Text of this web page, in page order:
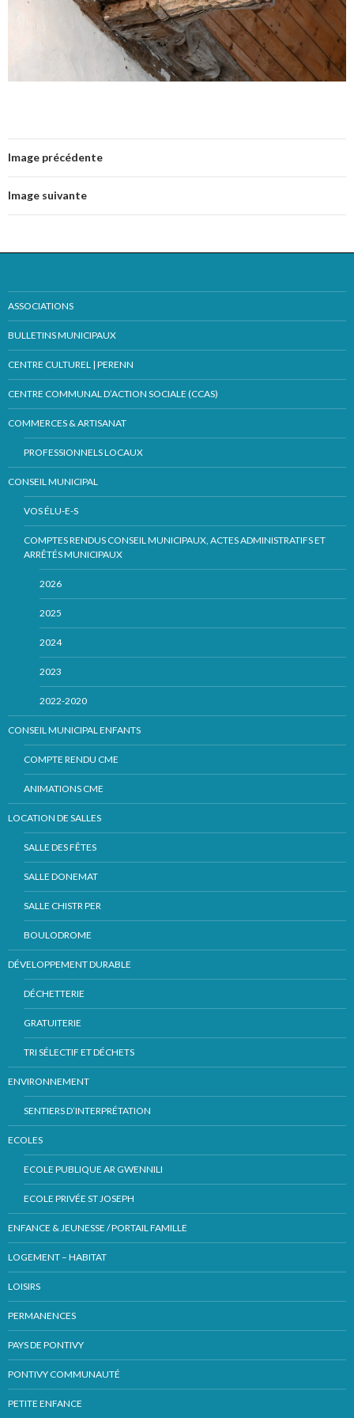
Image précédente
Image suivante
ASSOCIATIONS
BULLETINS MUNICIPAUX
CENTRE CULTUREL | PERENN
CENTRE COMMUNAL D’ACTION SOCIALE (CCAS)
COMMERCES & ARTISANAT
PROFESSIONNELS LOCAUX
CONSEIL MUNICIPAL
VOS ÉLU-E-S
COMPTES RENDUS CONSEIL MUNICIPAUX, ACTES ADMINISTRATIFS ET
ARRÊTÉS MUNICIPAUX
2026
2025
2024
2023
2022-2020
CONSEIL MUNICIPAL ENFANTS
COMPTE RENDU CME
ANIMATIONS CME
LOCATION DE SALLES
SALLE DES FÊTES
SALLE DONEMAT
SALLE CHISTR PER
BOULODROME
DÉVELOPPEMENT DURABLE
DÉCHETTERIE
GRATUITERIE
TRI SÉLECTIF ET DÉCHETS
ENVIRONNEMENT
SENTIERS D’INTERPRÉTATION
ECOLES
ECOLE PUBLIQUE AR GWENNILI
ECOLE PRIVÉE ST JOSEPH
ENFANCE & JEUNESSE / PORTAIL FAMILLE
LOGEMENT – HABITAT
LOISIRS
PERMANENCES
PAYS DE PONTIVY
PONTIVY COMMUNAUTÉ
PETITE ENFANCE